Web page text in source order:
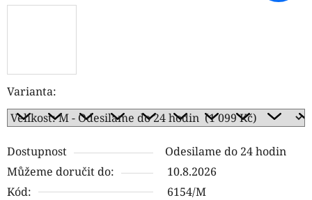
Varianta:
Dostupnost
Odesilame do 24 hodin
Můžeme doručit do:
10.8.2026
Kód:
6154/M